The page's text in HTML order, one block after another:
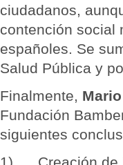
ciudadanos,
contención social
españoles. Se
Salud Pública y
Finalmente,
Fundación
siguientes